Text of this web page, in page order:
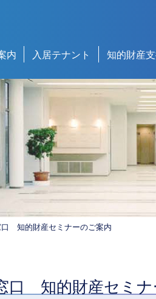
内 入居テナント 知的財産
知的財産セミナーのご案内
口 知的財産セミ